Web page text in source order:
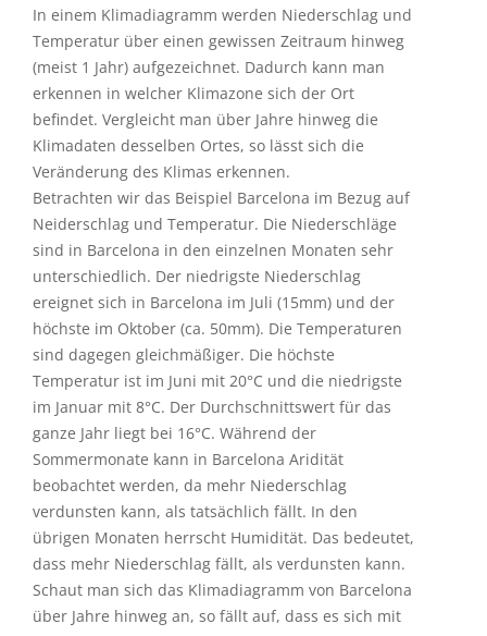
In einem Klimadiagramm werden Niederschlag und
Temperatur über einen gewissen Zeitraum hinweg
(meist 1 Jahr) aufgezeichnet. Dadurch kann man
erkennen in welcher Klimazone sich der Ort
befindet. Vergleicht man über Jahre hinweg die
Klimadaten desselben Ortes, so lässt sich die
Veränderung des Klimas erkennen.
Betrachten wir das Beispiel Barcelona im Bezug auf
Neiderschlag und Temperatur. Die Niederschläge
sind in Barcelona in den einzelnen Monaten sehr
unterschiedlich. Der niedrigste Niederschlag
ereignet sich in Barcelona im Juli (15mm) und der
höchste im Oktober (ca. 50mm). Die Temperaturen
sind dagegen gleichmäßiger. Die höchste
Temperatur ist im Juni mit 20°C und die niedrigste
im Januar mit 8°C. Der Durchschnittswert für das
ganze Jahr liegt bei 16°C. Während der
Sommermonate kann in Barcelona Aridität
beobachtet werden, da mehr Niederschlag
verdunsten kann, als tatsächlich fällt. In den
übrigen Monaten herrscht Humidität. Das bedeutet,
dass mehr Niederschlag fällt, als verdunsten kann.
Schaut man sich das Klimadiagramm von Barcelona
über Jahre hinweg an, so fällt auf, dass es sich mit